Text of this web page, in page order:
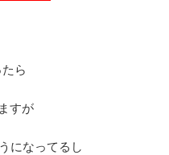
ら
すが
になってるし